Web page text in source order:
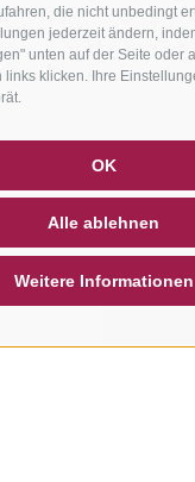
die nicht unbedingt
jederzeit ändern,
unten auf der Seite oder
links klicken. Ihre
OK
Alle ablehnen
Weitere Informationen
SOCIAL WALL